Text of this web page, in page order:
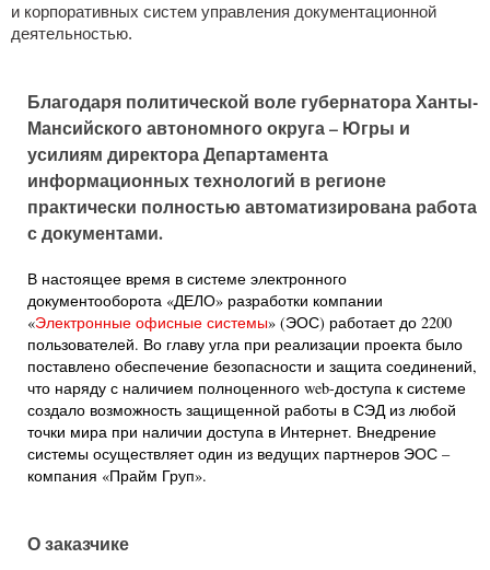
и корпоративных систем управления документационной
деятельностью.
Благодаря политической воле губернатора Ханты-
Мансийского автономного округа – Югры и
усилиям директора Департамента
информационных технологий в регионе
практически полностью автоматизирована работа
с документами.
В настоящее время в системе электронного
документооборота «ДЕЛО» разработки компании
«Электронные офисные системы» (ЭОС) работает до 2200
пользователей. Во главу угла при реализации проекта было
поставлено обеспечение безопасности и защита соединений,
что наряду с наличием полноценного web-доступа к системе
создало возможность защищенной работы в СЭД из любой
точки мира при наличии доступа в Интернет. Внедрение
системы осуществляет один из ведущих партнеров ЭОС –
компания «Прайм Груп».
О заказчике